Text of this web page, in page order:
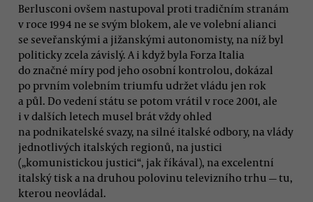
Berlusconi ovšem nastupoval proti tradičním stranám
v roce 1994 ne se svým blokem, ale ve volební alianci
se seveřanskými a jižanskými autonomisty, na níž byl
politicky zcela závislý. A i když byla Forza Italia
do značné míry pod jeho osobní kontrolou, dokázal
po prvním volebním triumfu udržet vládu jen rok
a půl. Do vedení státu se potom vrátil v roce 2001, ale
i v dalších letech musel brát vždy ohled
na podnikatelské svazy, na silné italské odbory, na vlády
jednotlivých italských regionů, na justici
(„komunistickou justici“, jak říkával), na excelentní
italský tisk a na druhou polovinu televizního trhu — tu,
kterou neovládal.